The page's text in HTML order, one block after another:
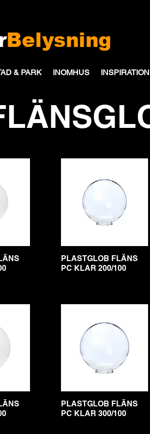
& PARK INOMHUS INSPIRATION
PLASTGLOB FLÄNS
PC KLAR 200/100
PLASTGLOB FLÄNS
PC KLAR 300/100